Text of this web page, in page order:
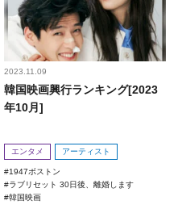
2023.11.09
韓国映画興行ランキング[2023
年10月]
エンタメ アーティスト
1947ボストン
ラブリセット 30日後、離婚します
韓国映画